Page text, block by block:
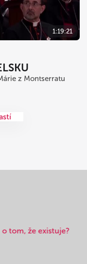
1:19:21
z Montserratu